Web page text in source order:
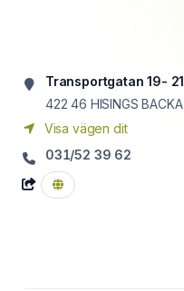
Transportgatan 19- 21
422 46 HISINGS BACKA
Visa vägen dit
031/52 39 62